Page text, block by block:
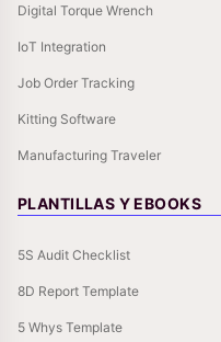
Digital Torque Wrench
IoT Integration
Job Order Tracking
Kitting Software
Manufacturing Traveler
PLANTILLAS Y EBOOKS
5S Audit Checklist
8D Report Template
5 Whys Template